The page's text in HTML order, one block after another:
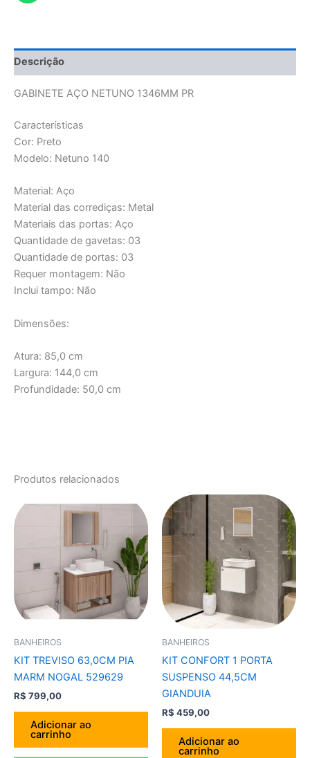
Descrição
GABINETE AÇO NETUNO 1346MM PR
Características
Cor: Preto
Modelo: Netuno 140
Material: Aço
Material das corrediças: Metal
Materiais das portas: Aço
Quantidade de gavetas: 03
Quantidade de portas: 03
Requer montagem: Não
Inclui tampo: Não
Dimensões:
Atura: 85,0 cm
Largura: 144,0 cm
Profundidade: 50,0 cm
Produtos relacionados
BANHEIROS
KIT TREVISO 63,0CM PIA
MARM NOGAL 529629
R$ 799,00
Adicionar ao
carrinho
BANHEIROS
KIT CONFORT 1 PORTA
SUSPENSO 44,5CM
GIANDUIA
R$ 459,00
Adicionar ao
carrinho